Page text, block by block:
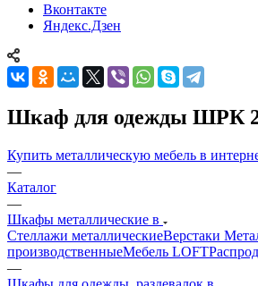
Вконтакте
Яндекс.Дзен
Шкаф для одежды ШРК
Купить металлическую мебель в
—
Каталог
—
Шкафы металлические в
Стеллажи металлическиеВерстаки
производственныеМебель LOFT
—